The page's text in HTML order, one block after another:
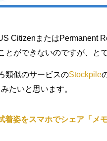
CitizenまたはPermanent
とができないのですが、と
類似のサービスのStockpile
たいと思います。
着姿をスマホでシェア「メ